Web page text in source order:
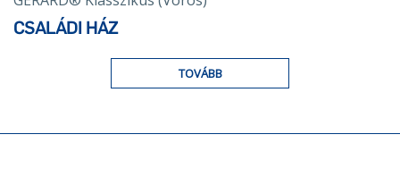
CSALÁDI HÁZ
TOVÁBB